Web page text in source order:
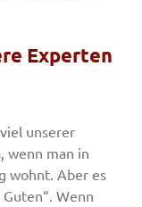
Experten
unserer
wenn man in
wohnt. Aber es
Wenn